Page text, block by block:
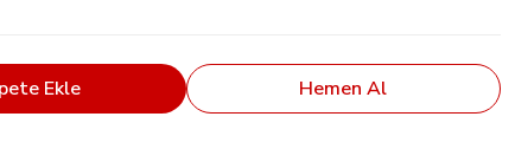
Ekle Hemen Al